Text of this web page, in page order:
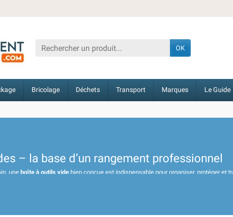
OK
Bricolage Déchets Transport Marques Le Guide
– la base d’un rangement professionnel
une boîte à outils vide bien conçue est indispensable pour organiser, protéger et